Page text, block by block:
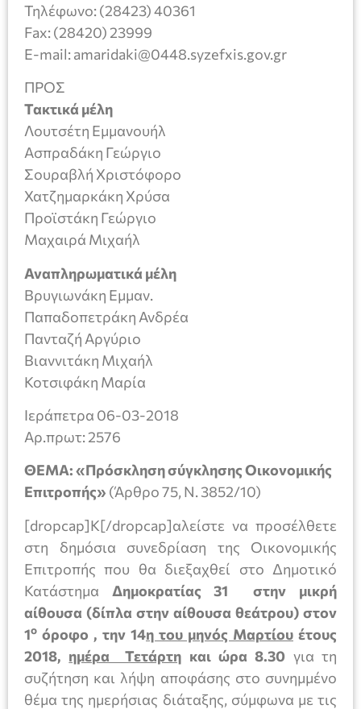
Τηλέφωνο: (28423) 40361
Fax: (28420) 23999
E-mail: amaridaki@0448.syzefxis.gov.gr
ΠΡΟΣ
Τακτικά μέλη
Λουτσέτη Εμμανουήλ
Ασπραδάκη Γεώργιο
Σουραβλή Χριστόφορο
Χατζημαρκάκη Χρύσα
Προϊστάκη Γεώργιο
Μαχαιρά Μιχαήλ
Αναπληρωματικά μέλη
Βρυγιωνάκη Εμμαν.
Παπαδοπετράκη Ανδρέα
Πανταζή Αργύριο
Βιαννιτάκη Μιχαήλ
Κοτσιφάκη Μαρία
Ιεράπετρα 06-03-2018
Aρ.πρωτ: 2576
ΘΕΜΑ: «Πρόσκληση σύγκλησης Οικονομικής
Επιτροπής» (Άρθρο 75, Ν. 3852/10)
[dropcap]Κ[/dropcap]αλείστε να προσέλθετε
στη δημόσια συνεδρίαση της Οικονομικής
Επιτροπής που θα διεξαχθεί στο Δημοτικό
Κατάστημα Δημοκρατίας 31 στην μικρή
αίθουσα (δίπλα στην αίθουσα θεάτρου) στον
1ο όροφο , την 14η του μηνός Μαρτίου έτους
2018, ημέρα Τετάρτη και ώρα 8.30 για τη
συζήτηση και λήψη αποφάσης στο συνημμένο
θέμα της ημερήσιας διάταξης, σύμφωνα με τις